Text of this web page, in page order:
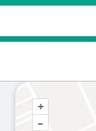
+
–